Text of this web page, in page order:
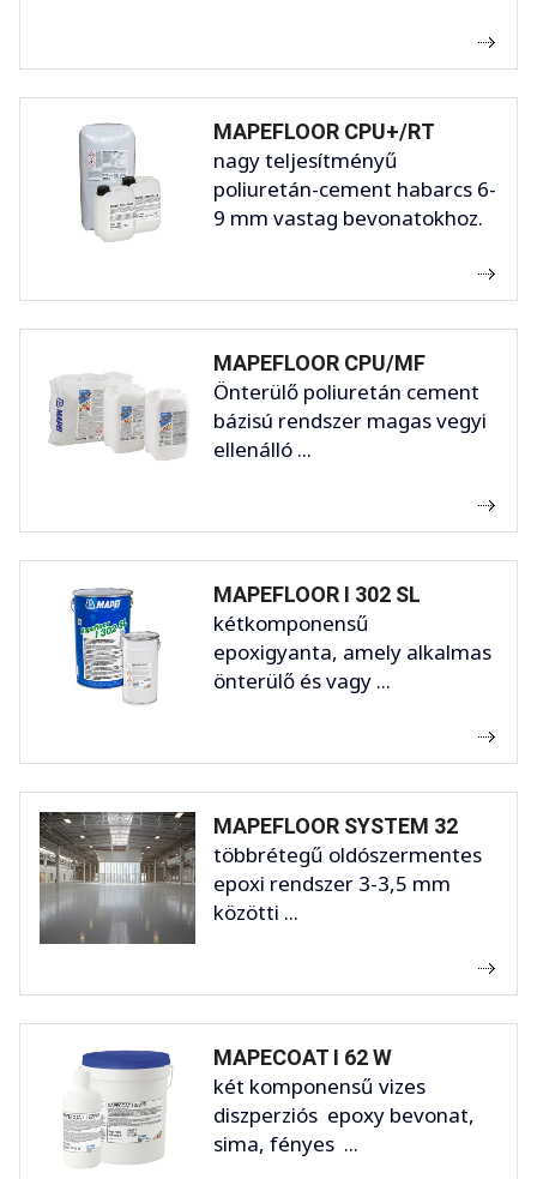
MAPEFLOOR CPU+/RT
nagy teljesítményű
poliuretán-cement habarcs 6-
9 mm vastag bevonatokhoz.
MAPEFLOOR CPU/MF
Önterülő poliuretán cement
bázisú rendszer magas vegyi
ellenálló ...
MAPEFLOOR I 302 SL
kétkomponensű
epoxigyanta, amely alkalmas
önterülő és vagy ...
MAPEFLOOR SYSTEM 32
többrétegű oldószermentes
epoxi rendszer 3-3,5 mm
közötti ...
MAPECOAT I 62 W
két komponensű vizes
diszperziós epoxy bevonat,
sima, fényes ...